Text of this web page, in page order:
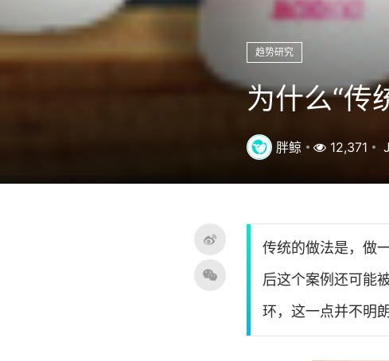
趋势研究
为什么“传
胖鲸 12,371
传统的做法是，做
后这个案例还可能
环，这一点并不明